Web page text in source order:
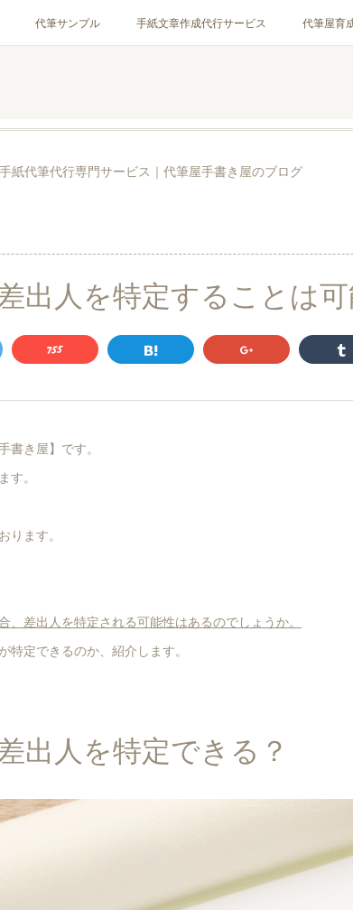
代筆サンプル 手紙文章作成代行サービス 代筆屋育
手紙代筆代行専門サービス｜代筆屋手書き屋のブログ
出人を特定することは
書き屋】です。
す。
ります。
、差出人を特定される可能性はあるのでしょうか。
定できるのか、紹介します。
出人を特定できる？